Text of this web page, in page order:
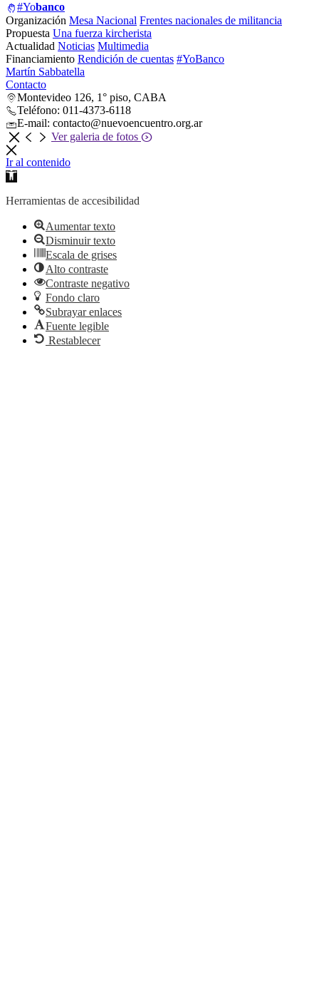
#Yobanco
Organización Mesa Nacional Frentes nacionales de militancia
Propuesta Una fuerza kircherista
Actualidad Noticias Multimedia
Financiamiento Rendición de cuentas #YoBanco
Martín Sabbatella
Contacto
Montevideo 126, 1° piso, CABA
Teléfono: 011-4373-6118
E-mail: contacto@nuevoencuentro.org.ar
Ver galeria de fotos
Ir al contenido
Abrir
de
Herramientas de accesibilidad
Aumentar texto
Disminuir texto
Escala de grises
Alto contraste
Contraste negativo
Fondo claro
Subrayar enlaces
Fuente legible
Restablecer